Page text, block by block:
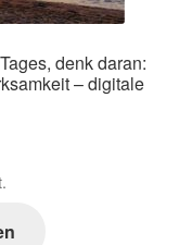
denk daran:
– digitale